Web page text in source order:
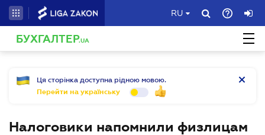
RU
БУХГАЛТЕР.UA
Ця сторінка доступна рідною мовою.
Перейти на українську
Налоговики напомнили физлицам